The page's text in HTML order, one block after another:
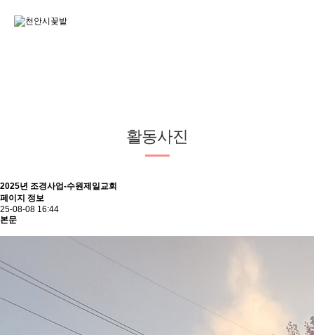
활동사진
2025년 조경사업-수원제일교회
페이지 정보
25-08-08 16:44
본문